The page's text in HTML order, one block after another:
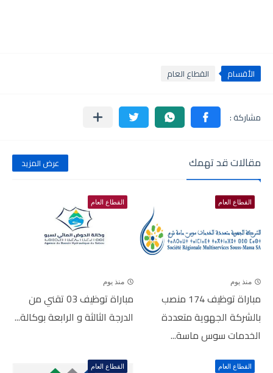
الأقسام القطاع العام
مقالات قد تهمك عرض المزيد
القطاع العام
منذ يوم
مباراة توظيف 174 منصب
بالشركة الجهوية متعددة
الخدمات سوس ماسة...
القطاع العام
منذ يوم
مباراة توظيف 03 تقني من
الدرجة الثالثة و الرابعة بوكالة...
القطاع العام القطاع العام